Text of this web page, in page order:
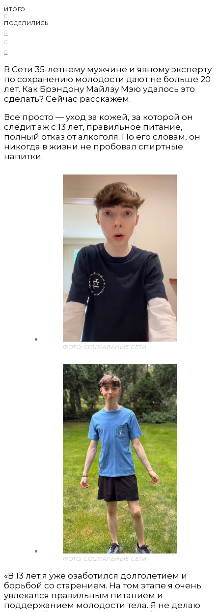
ИТОГО
0
ПОДЕЛИЛИСЬ
0
0
0
В Сети 35-летнему мужчине и явному эксперту
по сохранению молодости дают не больше 20
лет. Как Брэндону Майлзу Мэю удалось это
сделать? Сейчас расскажем.
Все просто — уход за кожей, за которой он
следит аж с 13 лет, правильное питание,
полный отказ от алкоголя. По его словам, он
никогда в жизни не пробовал спиртные
напитки.
ФОТО: СОЦИАЛЬНЫЕ СЕТИ
ФОТО: СОЦИАЛЬНЫЕ СЕТИ
«В 13 лет я уже озаботился долголетием и
борьбой со старением. На том этапе я очень
увлекался правильным питанием и
поддержанием молодости тела. Я не делаю